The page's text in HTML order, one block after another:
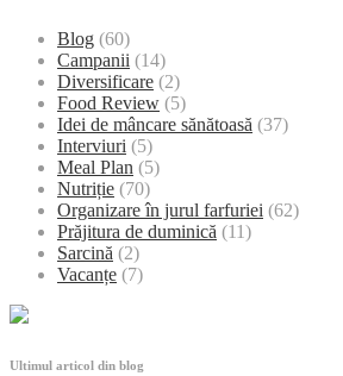
Blog (60)
Campanii (14)
Diversificare (2)
Food Review (5)
Idei de mâncare sănătoasă (37)
Interviuri (5)
Meal Plan (5)
Nutriție (70)
Organizare în jurul farfuriei (62)
Prăjitura de duminică (11)
Sarcină (2)
Vacanțe (7)
Ultimul articol din blog